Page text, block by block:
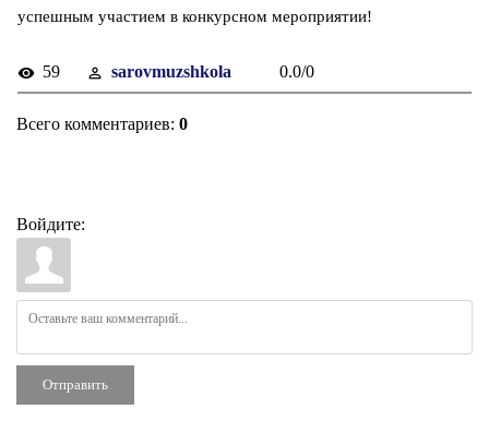
успешным участием в конкурсном мероприятии!
59 sarovmuzshkola 0.0/0
Всего комментариев: 0
Войдите:
Отправить